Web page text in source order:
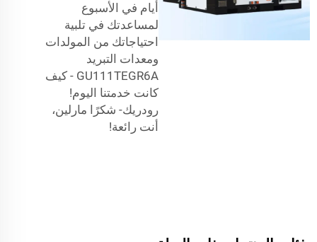
أيام في الأسبوع
لمساعدتك في تلبية
احتياجاتك من المولدات
ومعدات التبريد
GU111TEGR6A - كيف
كانت خدمتنا اليوم!
رودريك- شكرًا مارلين،
أنت رائعة!